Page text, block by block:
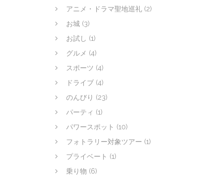
アニメ・ドラマ聖地巡礼 (2)
お城 (3)
お試し (1)
グルメ (4)
スポーツ (4)
ドライブ (4)
のんびり (23)
パーティ (1)
パワースポット (10)
フォトラリー対象ツアー (1)
プライベート (1)
乗り物 (6)